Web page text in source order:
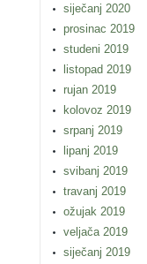
siječanj 2020
prosinac 2019
studeni 2019
listopad 2019
rujan 2019
kolovoz 2019
srpanj 2019
lipanj 2019
svibanj 2019
travanj 2019
ožujak 2019
veljača 2019
siječanj 2019